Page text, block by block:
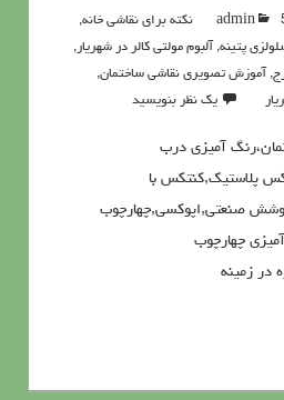
admin خانه
,
پتينه, آلبوم مولتی کالر در شهریار ,
, آموزش تصویری نقاشی ساختمان,
یک نظر بنویسید
آمیزی درب
پلاستیک,کنتکس با
صنعتی,اپوکسی,چهارچوب
چهارچوب
در زمینه